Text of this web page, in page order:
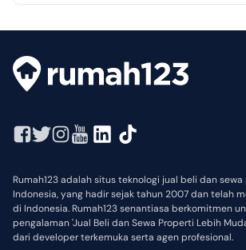
Rumah123 adalah situs teknologi jual beli dan
Indonesia, yang hadir sejak tahun 2007 dan telah
di Indonesia. Rumah123 senantiasa berkomitmen
pengalaman 'Jual Beli dan Sewa Properti Lebih
dari developer terkemuka serta agen profesional.